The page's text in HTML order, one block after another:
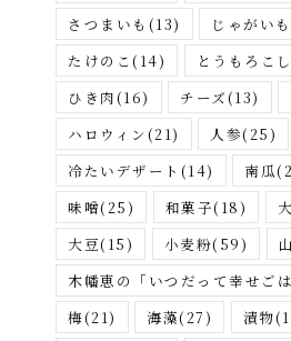
さつまいも (13) じゃがいも
たけのこ(14) とうもろこし
ひき肉(16) チーズ(13)
ハロウィン(21) 人参(25)
冷たいデザート (14) 南瓜
味噌(25) 和菓子(18)
大豆(15) 小麦粉(59)
木幡恵の「いつだって幸せごは
梅(21) 海藻(27) 漬物